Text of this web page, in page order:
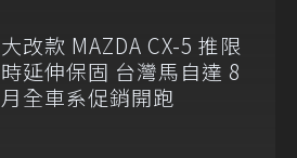
大改款 MAZDA CX-5 推限
時延伸保固 台灣馬自達 8
月全車系促銷開跑